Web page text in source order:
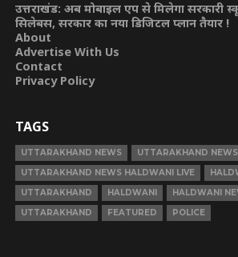
उत्तराखंड: अब मोबाइल एप से मिलेगा सरकारी
सिलेबस, सरकार का नया डिजिटल प्लान तैयार !
About
Advertise With Us
Contact
Privacy Policy
TAGS
UTTARAKHAND NEWS
UTTARAKHAND
UTTARAKHAND NEWS HALDWANI LIVE
UTTARAKHAND
HALDWANI
HALDWANI
UTTARAKHAND
FEATURED POLICE